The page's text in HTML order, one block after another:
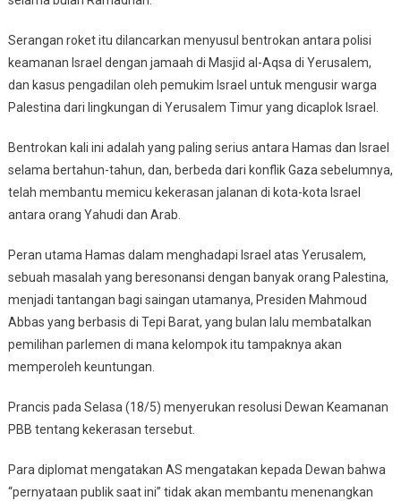
Serangan roket itu dilancarkan menyusul bentrokan antara polisi
keamanan Israel dengan jamaah di Masjid al-Aqsa di Yerusalem,
dan kasus pengadilan oleh pemukim Israel untuk mengusir warga
Palestina dari lingkungan di Yerusalem Timur yang dicaplok Israel.
Bentrokan kali ini adalah yang paling serius antara Hamas dan Israel
selama bertahun-tahun, dan, berbeda dari konflik Gaza sebelumnya,
telah membantu memicu kekerasan jalanan di kota-kota Israel
antara orang Yahudi dan Arab.
Peran utama Hamas dalam menghadapi Israel atas Yerusalem,
sebuah masalah yang beresonansi dengan banyak orang Palestina,
menjadi tantangan bagi saingan utamanya, Presiden Mahmoud
Abbas yang berbasis di Tepi Barat, yang bulan lalu membatalkan
pemilihan parlemen di mana kelompok itu tampaknya akan
memperoleh keuntungan.
Prancis pada Selasa (18/5) menyerukan resolusi Dewan Keamanan
PBB tentang kekerasan tersebut.
Para diplomat mengatakan AS mengatakan kepada Dewan bahwa
“pernyataan publik saat ini” tidak akan membantu menenangkan